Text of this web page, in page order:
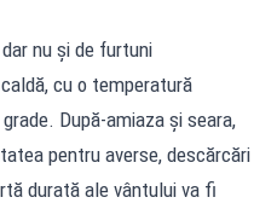
nu și de furtuni
cu o temperatură
După-amiaza și seara,
pentru averse, descărcări
durată ale vântului va fi